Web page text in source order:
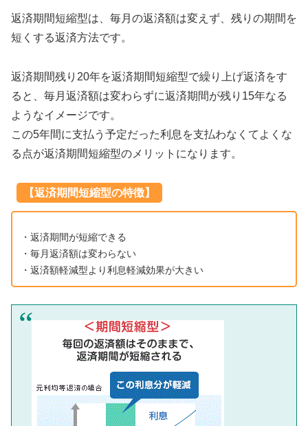
返済期間短縮型は、毎月の返済額は変えず、残りの期間を
短くする返済方法です。
返済期間残り20年を返済期間短縮型で繰り上げ返済をす
ると、毎月返済額は変わらずに返済期間が残り15年なる
ようなイメージです。
この5年間に支払う予定だった利息を支払わなくてよくな
る点が返済期間短縮型のメリットになります。
【返済期間短縮型の特徴】
・返済期間が短縮できる
・毎月返済額は変わらない
・返済額軽減型より利息軽減効果が大きい